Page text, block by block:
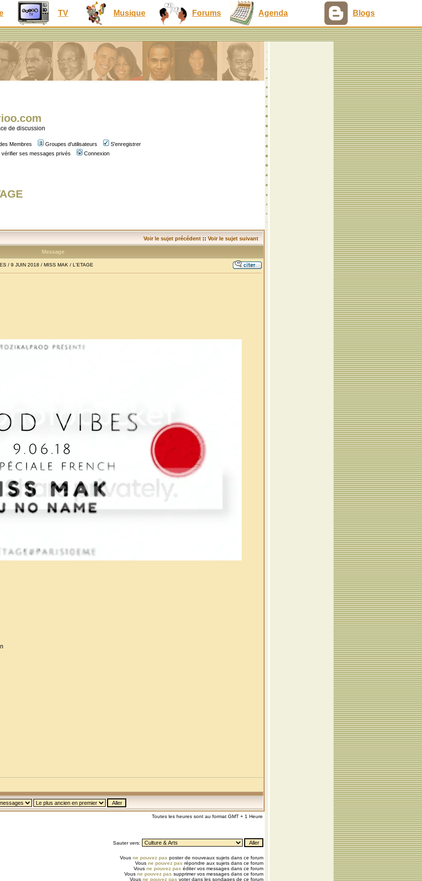
TV Musique Forums Agenda Blogs
de discussion
Membres Groupes d'utilisateurs
S'enregistrer
ses messages privés Connexion
Voir le sujet précédent :: Voir le sujet suivant
Message
/ 9 JUIN 2018 / MISS MAK / L'ETAGE
Toutes les heures sont au format GMT + 1 Heure
Sauter vers:
Vous ne pouvez pas poster de nouveaux sujets dans ce forum
Vous ne pouvez pas répondre aux sujets dans ce forum
Vous ne pouvez pas éditer vos messages dans ce forum
Vous ne pouvez pas supprimer vos messages dans ce forum
Vous ne pouvez pas voter dans les sondages de ce forum